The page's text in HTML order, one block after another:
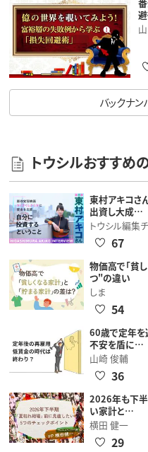
バックナ
トウシルおすすめ
東村アキコさ
出資し大成…
トウシル編集
67
物価高で「貧
つ"の違い
しま
54
60歳で定年を
不安を盾に…
山崎 俊輔
36
2026年も下半
い家計と…
横田 健一
29